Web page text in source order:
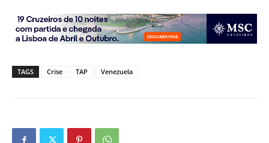
TAGS Crise TAP Venezuela